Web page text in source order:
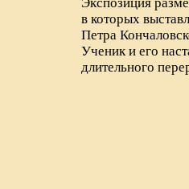
в которых
Петра
Ученик и его
длительного